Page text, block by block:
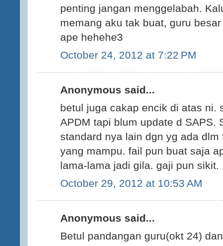
penting jangan menggelabah.
memang aku tak buat, guru
ape hehehe3
October 24, 2012 at 7:22 PM
Anonymous said...
betul juga cakap encik di atas ni.
APDM tapi blum update d SAPS.
standard nya lain dgn yg ada
yang mampu. fail pun buat saja
lama-lama jadi gila. gaji pun sikit.
October 29, 2012 at 10:53 AM
Anonymous said...
Betul pandangan guru(okt 24)